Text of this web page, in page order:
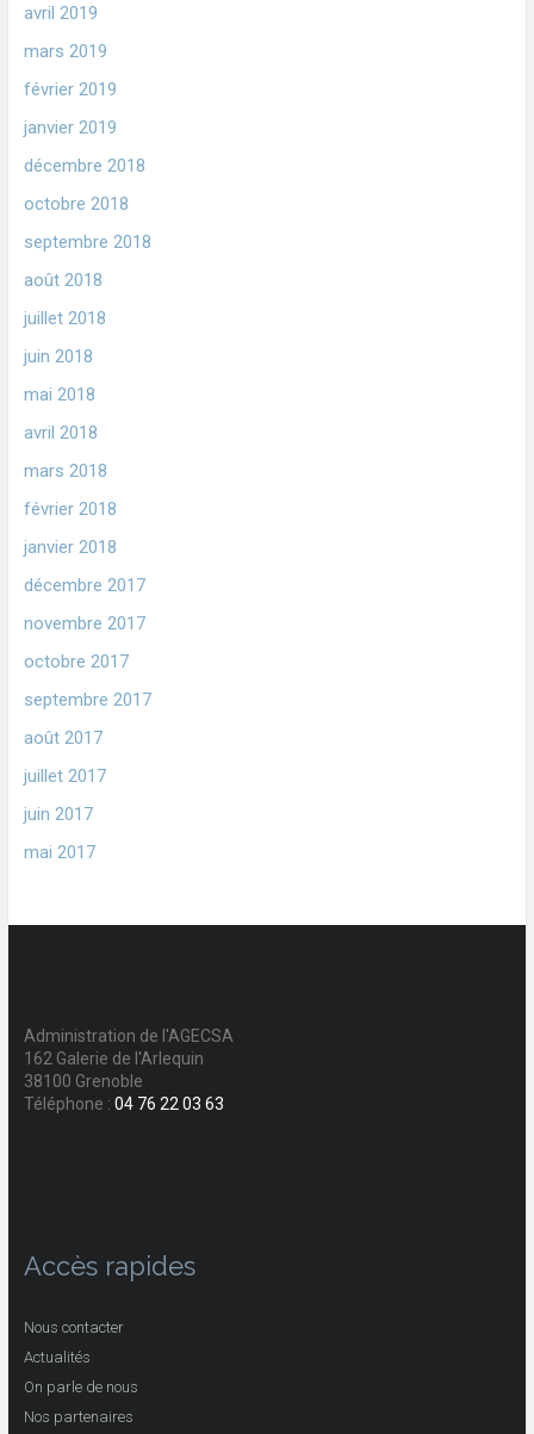
avril 2019
mars 2019
février 2019
janvier 2019
décembre 2018
octobre 2018
septembre 2018
août 2018
juillet 2018
juin 2018
mai 2018
avril 2018
mars 2018
février 2018
janvier 2018
décembre 2017
novembre 2017
octobre 2017
septembre 2017
août 2017
juillet 2017
juin 2017
mai 2017
Administration de l'AGECSA
162 Galerie de l'Arlequin
38100 Grenoble
Téléphone : 04 76 22 03 63
Accès rapides
Nous contacter
Actualités
On parle de nous
Nos partenaires